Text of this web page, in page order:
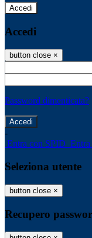
Accedi
Accedi
button close ×
Password dimenticata?
-
Entra con SPID
Seleziona utente
button close ×
Recupero